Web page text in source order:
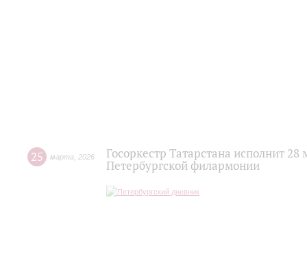
25 марта 2026
Госоркестр Татарстана исполнит
Петербургской филармонии